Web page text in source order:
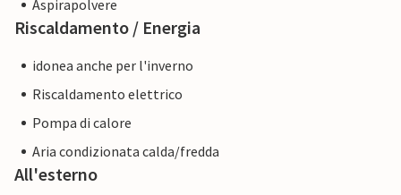
Aspirapolvere
Riscaldamento / Energia
idonea anche per l'inverno
Riscaldamento elettrico
Pompa di calore
Aria condizionata calda/fredda
All'esterno